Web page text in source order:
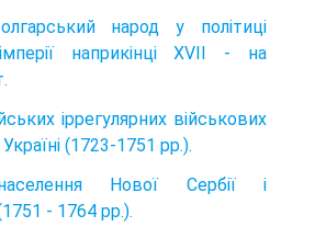
народ у політиці
наприкінці XVII - на
іррегулярних військових
(1723-1751 рр.).
Нової Сербії і
- 1764 рр.).